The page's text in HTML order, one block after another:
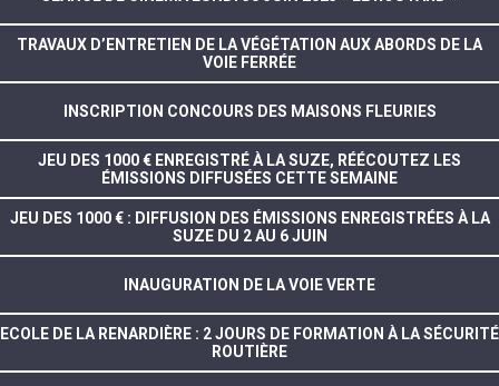
TRAVAUX D’ENTRETIEN DE LA VÉGÉTATION AUX ABORDS DE LA
VOIE FERRÉE
INSCRIPTION CONCOURS DES MAISONS FLEURIES
JEU DES 1000 € ENREGISTRÉ À LA SUZE, RÉÉCOUTEZ LES
ÉMISSIONS DIFFUSÉES CETTE SEMAINE
JEU DES 1000 € : DIFFUSION DES ÉMISSIONS ENREGISTRÉES À LA
SUZE DU 2 AU 6 JUIN
INAUGURATION DE LA VOIE VERTE
ECOLE DE LA RENARDIÈRE : 2 JOURS DE FORMATION À LA SÉCURITÉ
ROUTIÈRE